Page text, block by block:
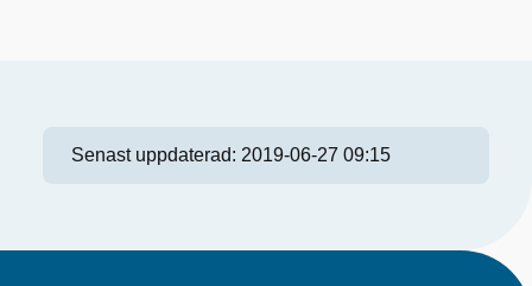
Senast uppdaterad: 2019-06-27 09:15